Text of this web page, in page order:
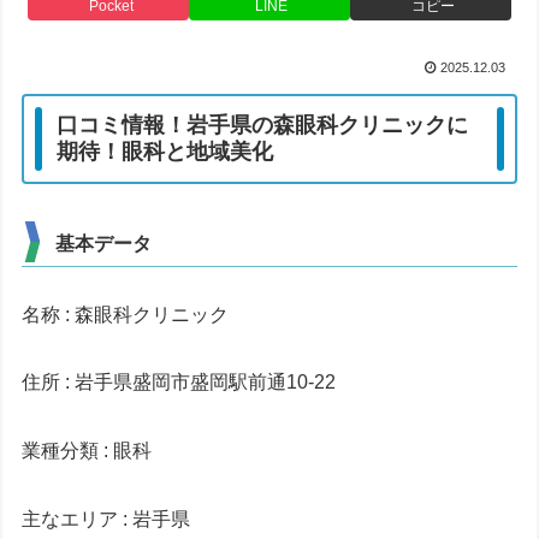
Pocket LINE コピー
2025.12.03
口コミ情報！岩手県の森眼科クリニックに
期待！眼科と地域美化
基本データ
名称 : 森眼科クリニック
住所 : 岩手県盛岡市盛岡駅前通10-22
業種分類 : 眼科
主なエリア : 岩手県